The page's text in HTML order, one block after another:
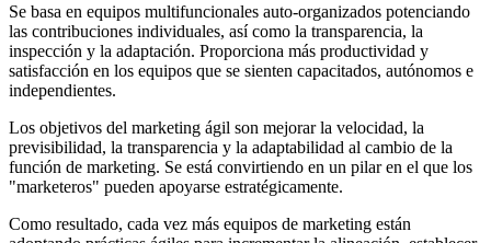
Se basa en equipos multifuncionales auto-organizados potenciando
las contribuciones individuales, así como la transparencia, la
inspección y la adaptación. Proporciona más productividad y
satisfacción en los equipos que se sienten capacitados, autónomos e
independientes.
Los objetivos del marketing ágil son mejorar la velocidad, la
previsibilidad, la transparencia y la adaptabilidad al cambio de la
función de marketing. Se está convirtiendo en un pilar en el que los
"marketeros" pueden apoyarse estratégicamente.
Como resultado, cada vez más equipos de marketing están